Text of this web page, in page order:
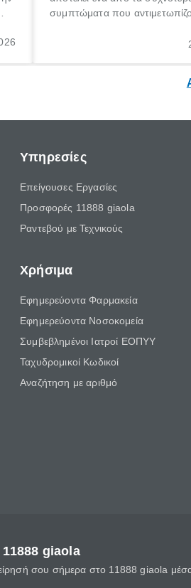
συμπτώματα που
πληροφορίες για το «κνησμός
Υπηρεσίες
Επείγουσες Εργασίες
Προσφορές 11888 giaola
Ραντεβού με Τεχνικούς
Χρήσιμα
Εφημερεύοντα Φαρμακεία
Εφημερεύοντα Νοσοκομεία
Συμβεβλημένοι Ιατροί ΕΟΠΥΥ
Ταχυδρομικοί Κωδικοί
Αναζήτηση με αριθμό
giaola
σου σήμερα στο 11888 giaola